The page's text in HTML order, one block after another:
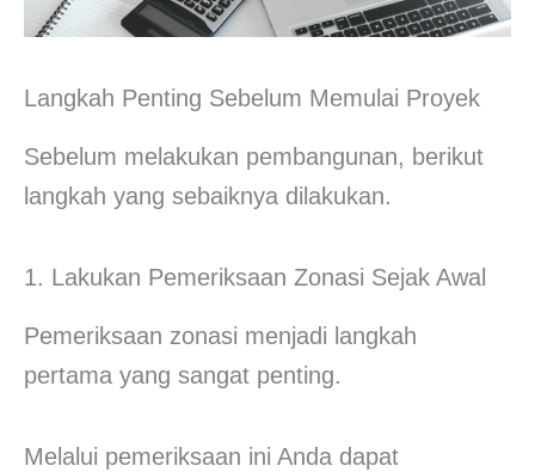
Langkah Penting Sebelum Memulai Proyek
Sebelum melakukan pembangunan, berikut
langkah yang sebaiknya dilakukan.
1. Lakukan Pemeriksaan Zonasi Sejak Awal
Pemeriksaan zonasi menjadi langkah
pertama yang sangat penting.
Melalui pemeriksaan ini Anda dapat